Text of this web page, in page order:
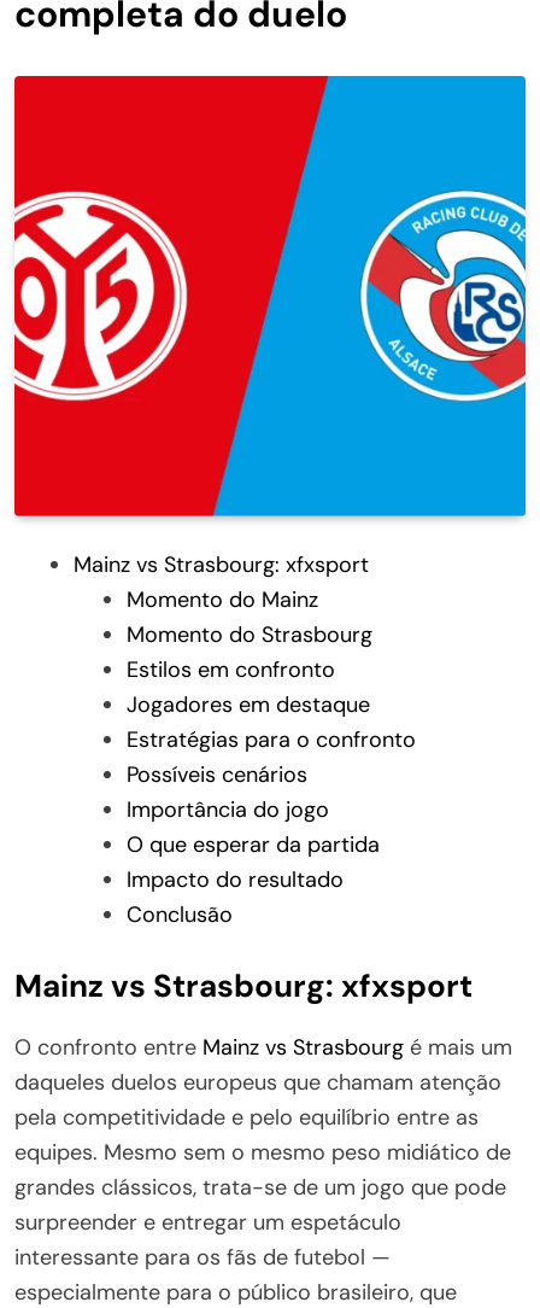
completa do duelo
Mainz vs Strasbourg: xfxsport
Momento do Mainz
Momento do Strasbourg
Estilos em confronto
Jogadores em destaque
Estratégias para o confronto
Possíveis cenários
Importância do jogo
O que esperar da partida
Impacto do resultado
Conclusão
Mainz vs Strasbourg: xfxsport
O confronto entre Mainz vs Strasbourg é mais um
daqueles duelos europeus que chamam atenção
pela competitividade e pelo equilíbrio entre as
equipes. Mesmo sem o mesmo peso midiático de
grandes clássicos, trata-se de um jogo que pode
surpreender e entregar um espetáculo
interessante para os fãs de futebol —
especialmente para o público brasileiro, que